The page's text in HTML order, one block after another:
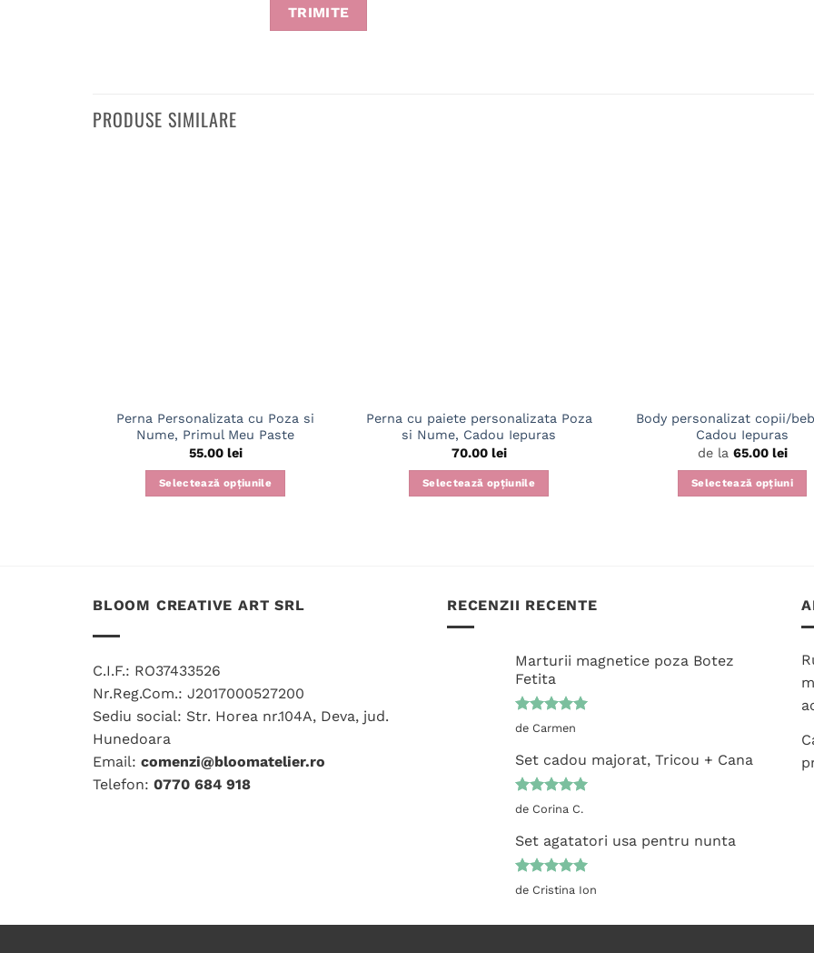
PRODUSE SIMILARE
Perna Personalizata cu Poza si
Nume, Primul Meu Paste
55.00 lei
Selectează opțiunile
Perna cu paiete personalizata Poza
si Nume, Cadou Iepuras
70.00 lei
Selectează opțiunile
Body personalizat copii/
Cadou Iepuras
de la 65.00 lei
Selectează opțiuni
produsului.
BLOOM CREATIVE ART SRL
C.I.F.: RO37433526
Nr.Reg.Com.: J2017000527200
Sediu social: Str. Horea nr.104A, Deva, jud.
Hunedoara
Email: comenzi@bloomatelier.ro
Telefon: 0770 684 918
RECENZII RECENTE
Marturii magnetice poza Botez
Fetita
Evaluat la
de Carmen
Set cadou majorat, Tricou + Cana
Evaluat la
de Corina C.
Set agatatori usa pentru nunta
Evaluat la
de Cristina Ion